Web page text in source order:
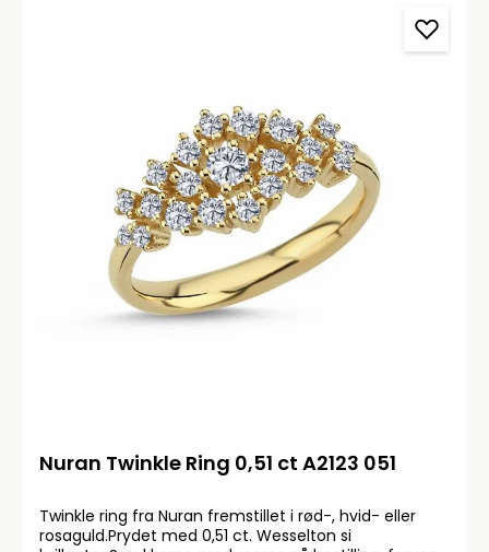
Nuran Twinkle Ring 0,51 ct A2123 051
Twinkle ring fra Nuran fremstillet i rød-, hvid- eller
rosaguld.Prydet med 0,51 ct. Wesselton si